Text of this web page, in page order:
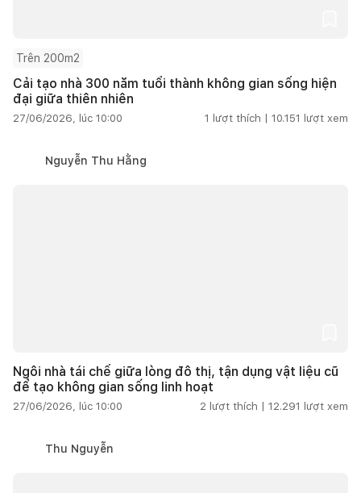
Trên 200m2
Cải tạo nhà 300 năm tuổi thành không gian sống hiện
đại giữa thiên nhiên
27/06/2026, lúc 10:00 1 lượt thích | 10.151 lượt xem
Nguyễn Thu Hằng
Ngôi nhà tái chế giữa lòng đô thị, tận dụng vật liệu cũ
để tạo không gian sống linh hoạt
27/06/2026, lúc 10:00 2 lượt thích | 12.291 lượt xem
Thu Nguyễn